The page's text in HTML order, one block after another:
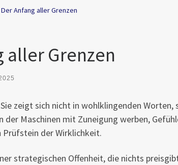
Anfang aller Grenzen
aller Grenzen
Sie zeigt sich nicht in wohlklingenden Worten,
Maschinen mit Zuneigung werben,
der Wirklichkeit.
strategischen Offenheit, die nichts